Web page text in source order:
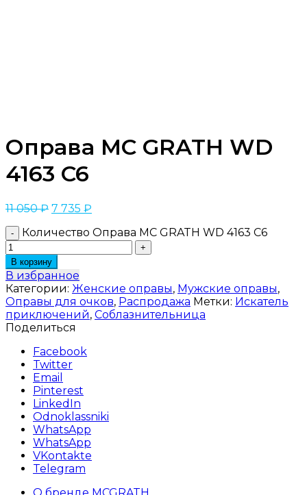
Оправа MC GRATH WD
4163 C6
11 050₽ 7 735 ₽
Количество Оправа MC GRATH WD 4163 C6
В корзину
В избранное
Категории: Женские оправы, Мужские оправы,
Оправы для очков, Распродажа Метки: Искатель
приключений, Соблазнительница
Поделиться
Facebook
Twitter
Email
Pinterest
LinkedIn
Odnoklassniki
WhatsApp
WhatsApp
VKontakte
Telegram